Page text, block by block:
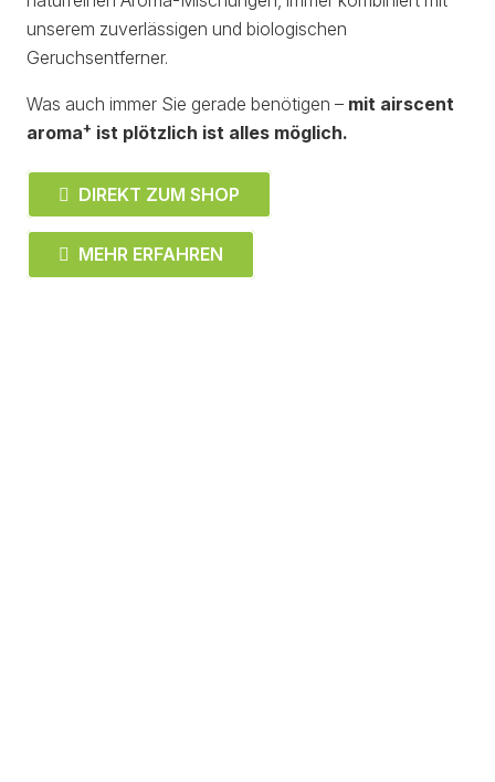
unserem zuverlässigen und biologischen
Geruchsentferner.
Was auch immer Sie gerade benötigen – mit airscent
aroma+ ist plötzlich ist alles möglich.
DIREKT ZUM SHOP
MEHR ERFAHREN